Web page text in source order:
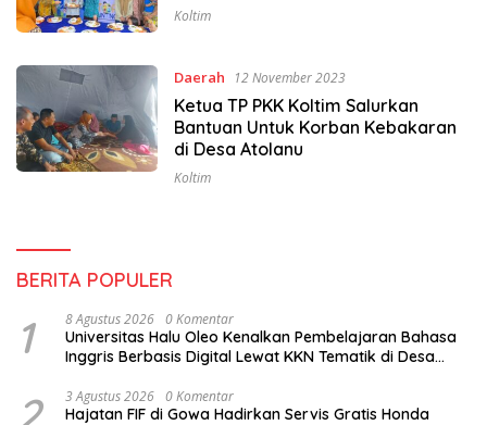
Koltim
Daerah 12 November 2023
Ketua TP PKK Koltim Salurkan
Bantuan Untuk Korban Kebakaran
di Desa Atolanu
Koltim
BERITA POPULER
1 8 Agustus 2026 0 Komentar
Universitas Halu Oleo Kenalkan Pembelajaran Bahasa
Inggris Berbasis Digital Lewat KKN Tematik di Desa
2 3 Agustus 2026 0 Komentar
Hajatan FIF di Gowa Hadirkan Servis Gratis Honda